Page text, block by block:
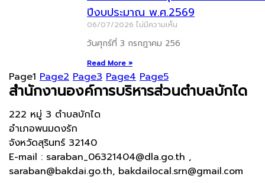
ปีงบประมาณ พ.ศ.2569
06/07/2026 ไม่มีความเห็น
วันศุกร์ที่ 3 กรกฎาคม 256
Read More »
Page1 Page2 Page3 Page4 Page5
สำนักงานองค์การบริหารส่วนตำบลบักได
222 หมู่ 3 ตำบลบักได
อำเภอพนมดงรัก
จังหวัดสุรินทร์ 32140
E-mail : saraban_06321404@dla.go.th ,
saraban@bakdai.go.th, bakdailocal.srn@gmail.com